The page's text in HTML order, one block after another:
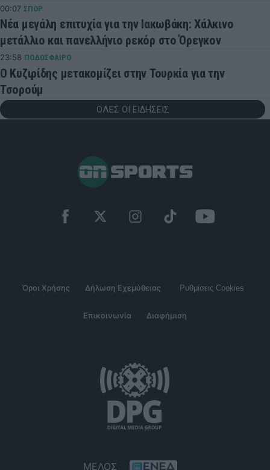
00:07 ΣΠΟΡ
Νέα μεγάλη επιτυχία για την Ιακωβάκη: Χάλκινο
μετάλλιο και πανελλήνιο ρεκόρ στο Όρεγκον
23:58 ΠΟΔΟΣΦΑΙΡΟ
Ο Κυζιρίδης μετακομίζει στην Τουρκία για την
Τσορούμ
ΟΛΕΣ ΟΙ ΕΙΔΗΣΕΙΣ
Όροι Χρήσης Δήλωση Εχεμύθειας Ρυθμίσεις Cookies
Επικοινωνία Διαφήμιση
ΜΕΛΟΣ